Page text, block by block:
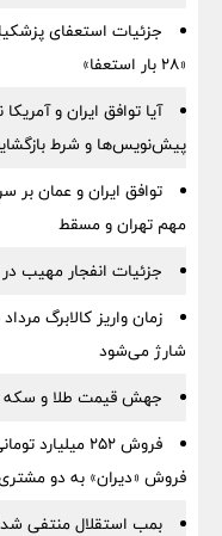
جزئیات استعفای
«۲۸ بار استعفا»
آیا توافق ایران و
پیش‌نویس‌ها و شرط
توافق ایران و عمان بر
مهم تهران و مسقط
جزئیات انفجار مهیب
شارژ می‌شود
جهش قیمت طلا و سکه امروز ۱۳ مرداد | طلای ۱۸
فروش ۲۵۲
فروش «دیران» به دو
بمب استقلال منتفی